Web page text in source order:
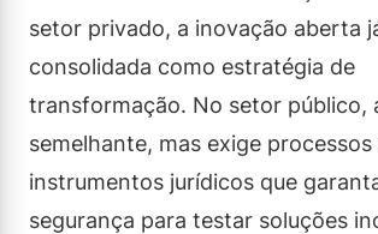
setor privado, a inovação aberta
consolidada como estratégia de
transformação. No setor público,
semelhante, mas exige
instrumentos jurídicos que
segurança para testar soluções